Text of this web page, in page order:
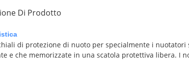
Di Prodotto
di protezione di nuoto per specialmente i
e che memorizzate in una scatola protettiva libera. I